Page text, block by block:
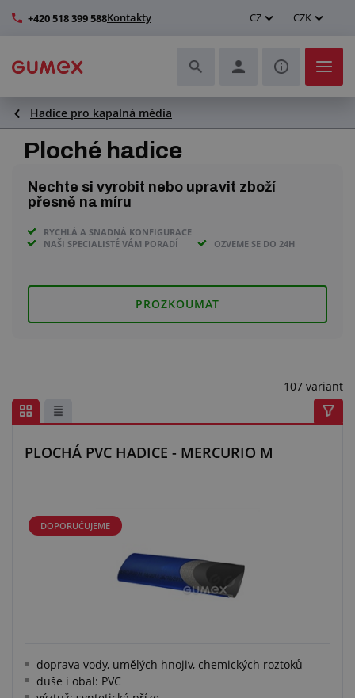
+420 518 399 588Kontakty CZ CZK
Hadice a jejich kompletace
Profily a výroba těsnění
Technické plasty
Dopravníkové pásy a montáž
Zlepšení pracovního prostředí
Další pryžové a plastové výrobky
Vše o nákupu
O nás a kariéra
Hadice pro kapalná média
Ploché hadice
Nechte si vyrobit nebo upravit zboží
přesně na míru
RYCHLÁ A SNADNÁ KONFIGURACE
NAŠI SPECIALISTÉ VÁM PORADÍ
OZVEME SE DO 24H
PROZKOUMAT
107 variant
PLOCHÁ PVC HADICE - MERCURIO M
DOPORUČUJEME
doprava vody, umělých hnojiv, chemických roztoků
duše i obal: PVC